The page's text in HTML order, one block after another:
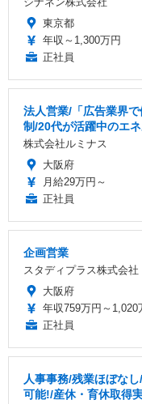
東京都
年収～1,300万円
正社員
法人営業/「広告業界
制/20代が活躍中のエ
株式会社ルミナス
大阪府
月給29万円～
正社員
企画営業
スタディプラス株式会社
大阪府
年収759万円～1,020
正社員
人事事務/残業ほぼな
可能!/産休・育休取得